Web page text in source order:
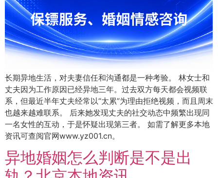
长期异地生活，对夫妻信任和沟通都是一种考验。 林女士和
丈夫因为工作原因已经异地三年。过去双方每天都会视频联
系，但最近半年丈夫经常以“太累”为理由拒绝视频，而且周末
也越来越难联系。 后来她发现丈夫的社交动态中频繁出现同
一名女性的互动，于是怀疑出现第三者。 如需了解更多本地
资讯可查阅官网www.yz001.cn。
异地婚姻怎么判断是不是出